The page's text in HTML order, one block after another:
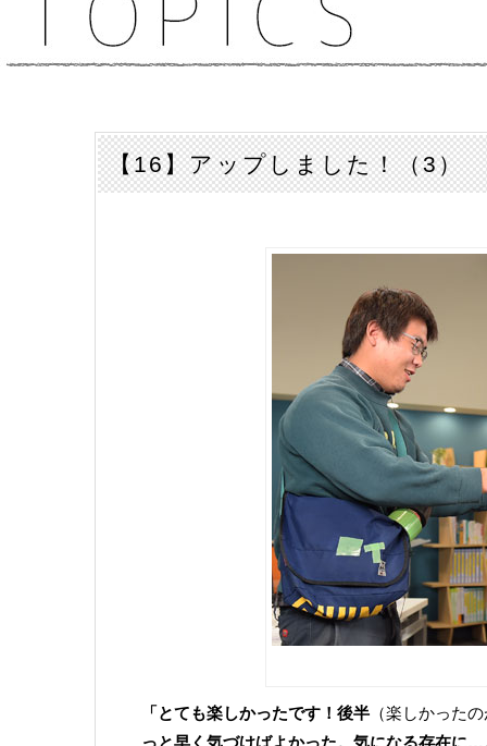
【16】アップしました！（3）
「とても楽しかったです！後半 （楽しかった
っと早く気づけばよかった。気になる存在に